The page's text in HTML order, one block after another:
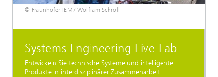
© Fraunhofer IEM / Wolfram Schroll
Systems Engineering Live Lab
Entwickeln Sie technische Systeme und intelligente
Produkte in interdisziplinärer Zusammenarbeit.